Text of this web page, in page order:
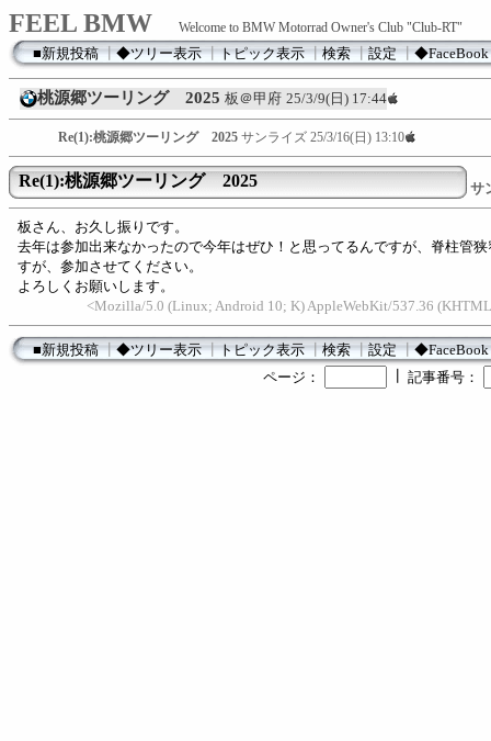
FEEL BMW Welcome to BMW Motorrad Owner's Club "Club-RT"
■新規投稿┃◆ツリー表示┃トピック表示┃検索┃設定┃◆FaceBook
桃源郷ツーリング 2025 板＠甲府 25/3/9(日) 17:44
Re(1):桃源郷ツーリング 2025 サンライズ 25/3/16(日) 13:10
Re(1):桃源郷ツーリング 2025 サ
板さん、お久し振りです。
去年は参加出来なかったので今年はぜひ！と思ってるんですが、脊柱管
すが、参加させてください。
よろしくお願いします。
<Mozilla/5.0 (Linux; Android 10; K) AppleWebKit/537.36
■新規投稿┃◆ツリー表示┃トピック表示┃検索┃設定┃◆FaceBook
ページ：
記事番号：